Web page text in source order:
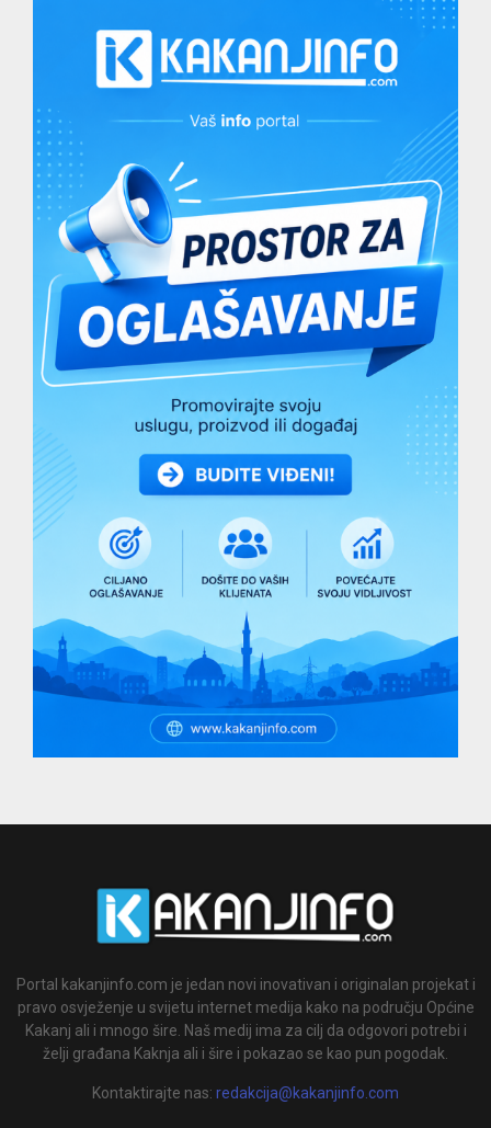
Portal kakanjinfo.com je jedan novi inovativan i originalan projekat i
pravo osvježenje u svijetu internet medija kako na području Općine
Kakanj ali i mnogo šire. Naš medij ima za cilj da odgovori potrebi i
želji građana Kaknja ali i šire i pokazao se kao pun pogodak.
Kontaktirajte nas: redakcija@kakanjinfo.com